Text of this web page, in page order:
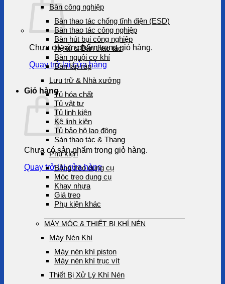
Chưa có sản phẩm trong giỏ hàng.
Quay trở lại cửa hàng
Giỏ hàng
Chưa có sản phẩm trong giỏ hàng.
Quay trở lại cửa hàng
Bàn công nghiệp
Bàn thao tác chống tĩnh điện (ESD)
Bàn thao tác công nghiệp
Bàn hút bụi công nghiệp
Hệ tủ & Bàn thao tác
Bàn nguội cơ khí
Bàn lắp ráp
Lưu trữ & Nhà xưởng
Tủ hóa chất
Tủ vật tư
Tủ linh kiện
Kệ linh kiện
Tủ bảo hộ lao động
Sàn thao tác & Thang
Phụ kiện
Bảng treo dụng cụ
Móc treo dụng cụ
Khay nhựa
Giá treo
Phụ kiện khác
MÁY MÓC & THIẾT BỊ KHÍ NÉN
Máy Nén Khí
Máy nén khí piston
Máy nén khí trục vít
Thiết Bị Xử Lý Khí Nén